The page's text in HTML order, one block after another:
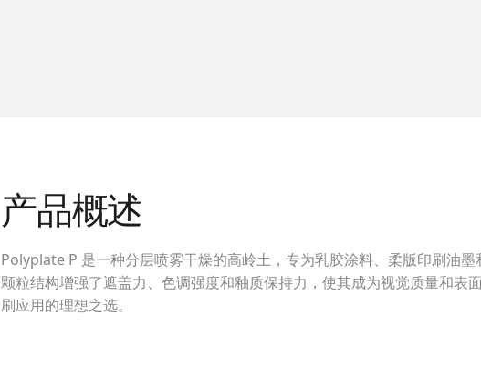
产品概述
Polyplate P 是一种分层喷雾干燥的高岭土，专为乳胶涂料、柔版印刷油
颗粒结构增强了遮盖力、色调强度和釉质保持力，使其成为视觉质量和表
刷应用的理想之选。